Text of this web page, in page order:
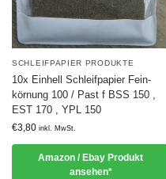
SCHLEIFPAPIER PRODUKTE
10x Einhell Schleifpapier Fein-
körnung 100 / Past f BSS 150 ,
EST 170 , YPL 150
€3,80 inkl. MwSt.
Amazon / Ebay Produkt
ansehen*